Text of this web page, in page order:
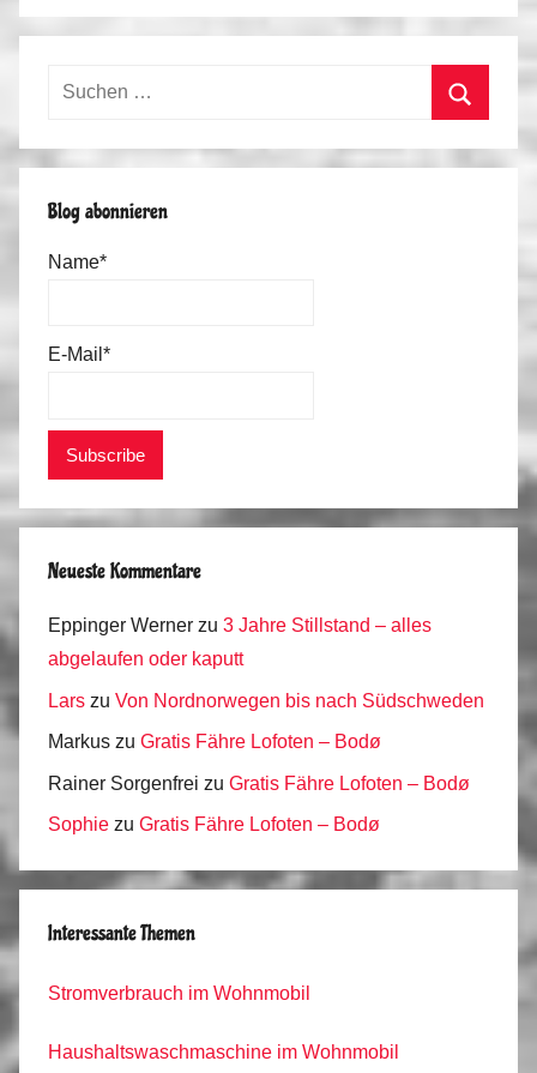
Suchen
Blog abonnieren
Name*
E-Mail*
Neueste Kommentare
Eppinger Werner zu 3 Jahre Stillstand – alles
abgelaufen oder kaputt
Lars zu Von Nordnorwegen bis nach Südschweden
Markus zu Gratis Fähre Lofoten – Bodø
Rainer Sorgenfrei zu Gratis Fähre Lofoten – Bodø
Sophie zu Gratis Fähre Lofoten – Bodø
Interessante Themen
Stromverbrauch im Wohnmobil
Haushaltswaschmaschine im Wohnmobil